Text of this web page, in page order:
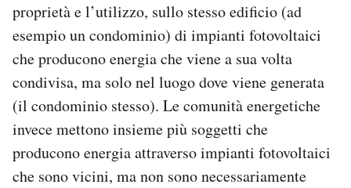
proprietà e l’utilizzo, sullo stesso edificio (ad
esempio un condominio) di impianti fotovoltaici
che producono energia che viene a sua volta
condivisa, ma solo nel luogo dove viene generata
(il condominio stesso). Le comunità energetiche
invece mettono insieme più soggetti che
producono energia attraverso impianti fotovoltaici
che sono vicini, ma non sono necessariamente